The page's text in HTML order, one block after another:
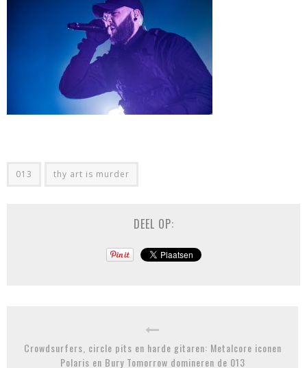
013 thy art is murder
DEEL OP:
Crowdsurfers, circle pits en harde gitaren: Metalcore iconen
Polaris en Bury Tomorrow domineren de 013